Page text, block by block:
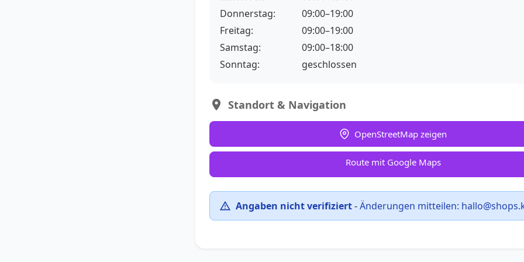
Donnerstag:
09:00–19:00
Freitag:
09:00–19:00
Samstag:
09:00–18:00
Sonntag:
geschlossen
Standort & Navigation
OpenStreetMap zeigen
Route mit Google Maps
Angaben nicht verifiziert-Änderungen mitteilen: